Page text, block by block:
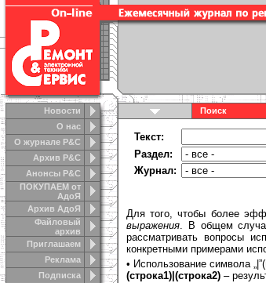
Новости
О нас
О журнале Р&С
Архив Р&С
Анонсы Р&C
ПОКУПАЕМ от
АдоЯ
Архив АдоЯ
Файловый
архив
Приглашаем
Реклама
Подписка
Поиск
Текст:
Раздел:
Журнал:
Для того, чтобы более
выражения. В общем
рассматривать вопросы
конкретными примерами
• Использование символа
(строка1)|(строка2) –